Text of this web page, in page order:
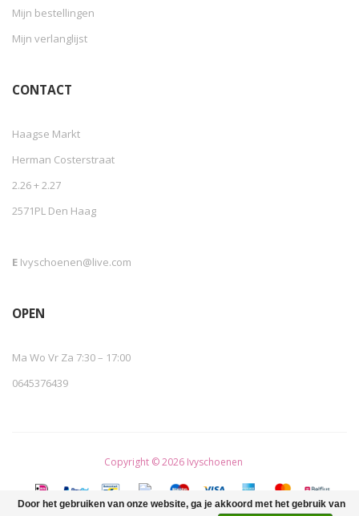
Mijn bestellingen
Mijn verlanglijst
CONTACT
Haagse Markt
Herman Costerstraat
2.26 + 2.27
2571PL Den Haag
E Ivyschoenen@live.com
OPEN
Ma Wo Vr Za 7:30 – 17:00
0645376439
Copyright © 2026 Ivyschoenen
Door het gebruiken van onze website, ga je akkoord met het gebruik van